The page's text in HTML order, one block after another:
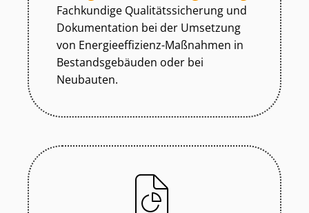
Fachkundige Qua­li­täts­si­che­rung und
Dokumentation bei der Umsetzung
von En­er­gie­ef­fi­zi­enz-Maßnahmen in
Be­stands­ge­bäu­den oder bei
Neubauten.